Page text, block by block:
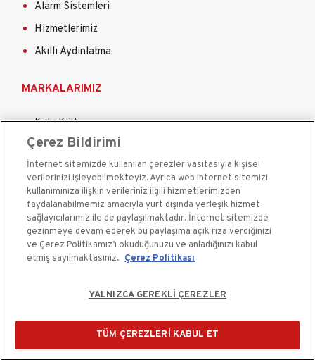
Alarm Sistemleri
Hizmetlerimiz
Akıllı Aydınlatma
MARKALARIMIZ
Kale Kilit
Kale Çelik Kapı
Kale Çelik Kasa
Kale Kapı Pencere Sistemleri
Kale Sigorta
Çerez Bildirimi
İnternet sitemizde kullanılan çerezler vasıtasıyla kişisel
verilerinizi işleyebilmekteyiz. Ayrıca web internet sitemizi
kullanımınıza ilişkin verileriniz ilgili hizmetlerimizden
faydalanabilmemiz amacıyla yurt dışında yerleşik hizmet
sağlayıcılarımız ile de paylaşılmaktadır. İnternet sitemizde
gezinmeye devam ederek bu paylaşıma açık rıza verdiğinizi
ve Çerez Politikamız’ı okuduğunuzu ve anladığınızı kabul
etmiş sayılmaktasınız. Çerez Politikası
YALNIZCA GEREKLİ ÇEREZLER
TÜM ÇEREZLERİ KABUL ET